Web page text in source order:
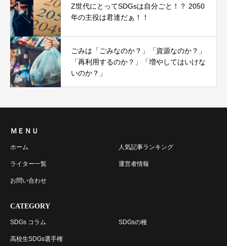
Z世代にとってSDGsは自分ごと！？ 2050
年の主役は君達だぁ！！
ごみは「ごみなのか？」「資源なのか？」
「再利用するのか？」「増やしてはいけな
いのか？」
ＭＥＮＵ
ホーム 人気記事ランキング
ライター一覧 運営者情報
お問い合わせ
CATEGORY
SDGs コラム SDGsの種
高校生SDGs選手権